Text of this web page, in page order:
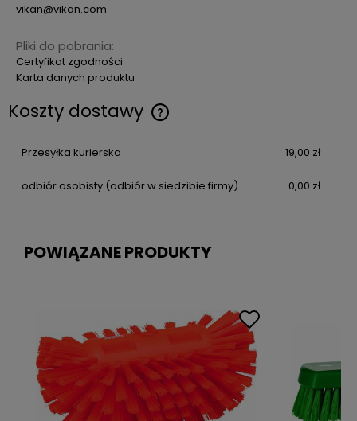
vikan@vikan.com
Pliki do pobrania:
Certyfikat zgodności
Karta danych produktu
Koszty dostawy
Przesyłka kurierska 19,00 zł
odbiór osobisty(odbiór w siedzibie firmy) 0,00 zł
POWIĄZANE PRODUKTY